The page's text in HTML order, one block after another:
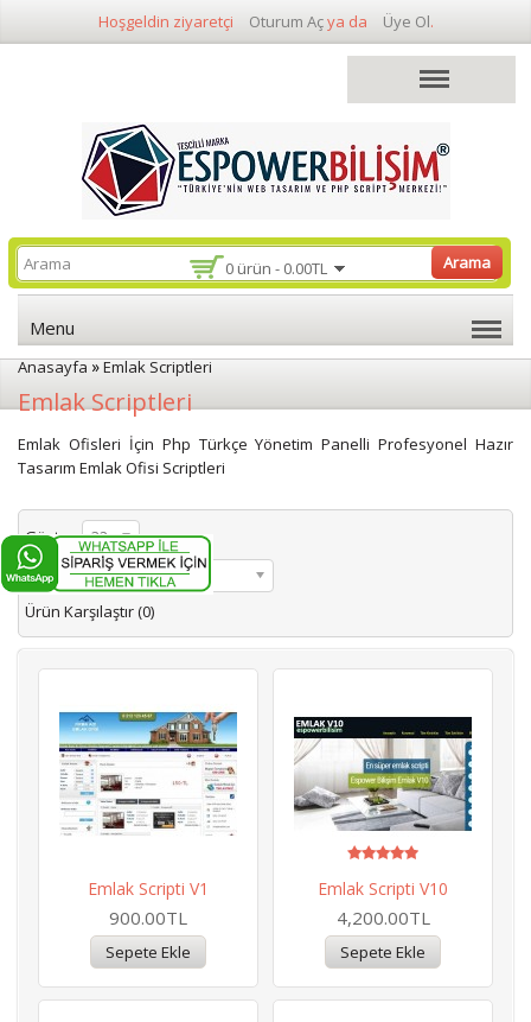
Hoşgeldin ziyaretçi Oturum Açya da Üye Ol.
0 ürün - 0.00TL Arama
Menu
Anasayfa»Emlak Scriptleri
Emlak Scriptleri
Emlak Ofisleri İçin Php Türkçe Yönetim Panelli Profesyonel Hazır
Tasarım Emlak Ofisi Scriptleri
Göster: 32
Sırala:
Varsayılan
Ürün Karşılaştır (0)
Emlak Scripti V1
900.00TL
Emlak Scripti V10
4,200.00TL